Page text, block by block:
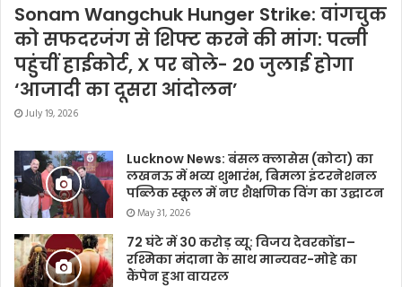
Sonam Wangchuk Hunger Strike: वांगचुक
को सफदरजंग से शिफ्ट करने की मांग: पत्नी
पहुंचीं हाईकोर्ट, X पर बोले- 20 जुलाई होगा
‘आजादी का दूसरा आंदोलन’
July 19, 2026
Lucknow News: बंसल क्लासेस (कोटा) का
लखनऊ में भव्य शुभारंभ, बिमला इंटरनेशनल
पब्लिक स्कूल में नए शैक्षणिक विंग का उद्घाटन
May 31, 2026
72 घंटे में 30 करोड़ व्यू: विजय देवरकोंडा–
रश्मिका मंदाना के साथ मान्यवर-मोहे का
कैंपेन हुआ वायरल